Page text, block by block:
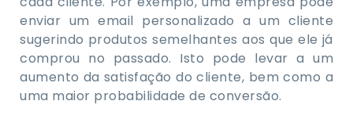
enviar um email personalizado a um cliente
sugerindo produtos semelhantes aos que ele já
comprou no passado. Isto pode levar a um
aumento da satisfação do cliente, bem como a
uma maior probabilidade de conversão.